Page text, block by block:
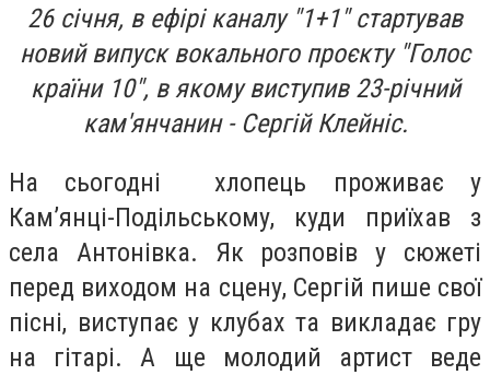
26 січня, в ефірі каналу "1+1" стартував
новий випуск вокального проєкту "Голос
країни 10", в якому виступив 23-річний
кам'янчанин - Сергій Клейніс.
На сьогодні хлопець проживає у
Кам’янці-Подільському, куди приїхав з
села Антонівка. Як розповів у сюжеті
перед виходом на сцену, Сергій пише свої
пісні, виступає у клубах та викладає гру
на гітарі. А ще молодий артист веде